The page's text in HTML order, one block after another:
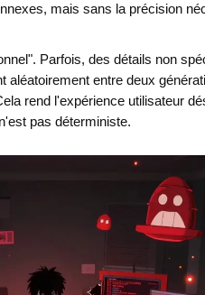
mais sans la précision
Parfois, des détails non
aléatoirement entre deux
rend l'expérience utilisateur
pas déterministe.